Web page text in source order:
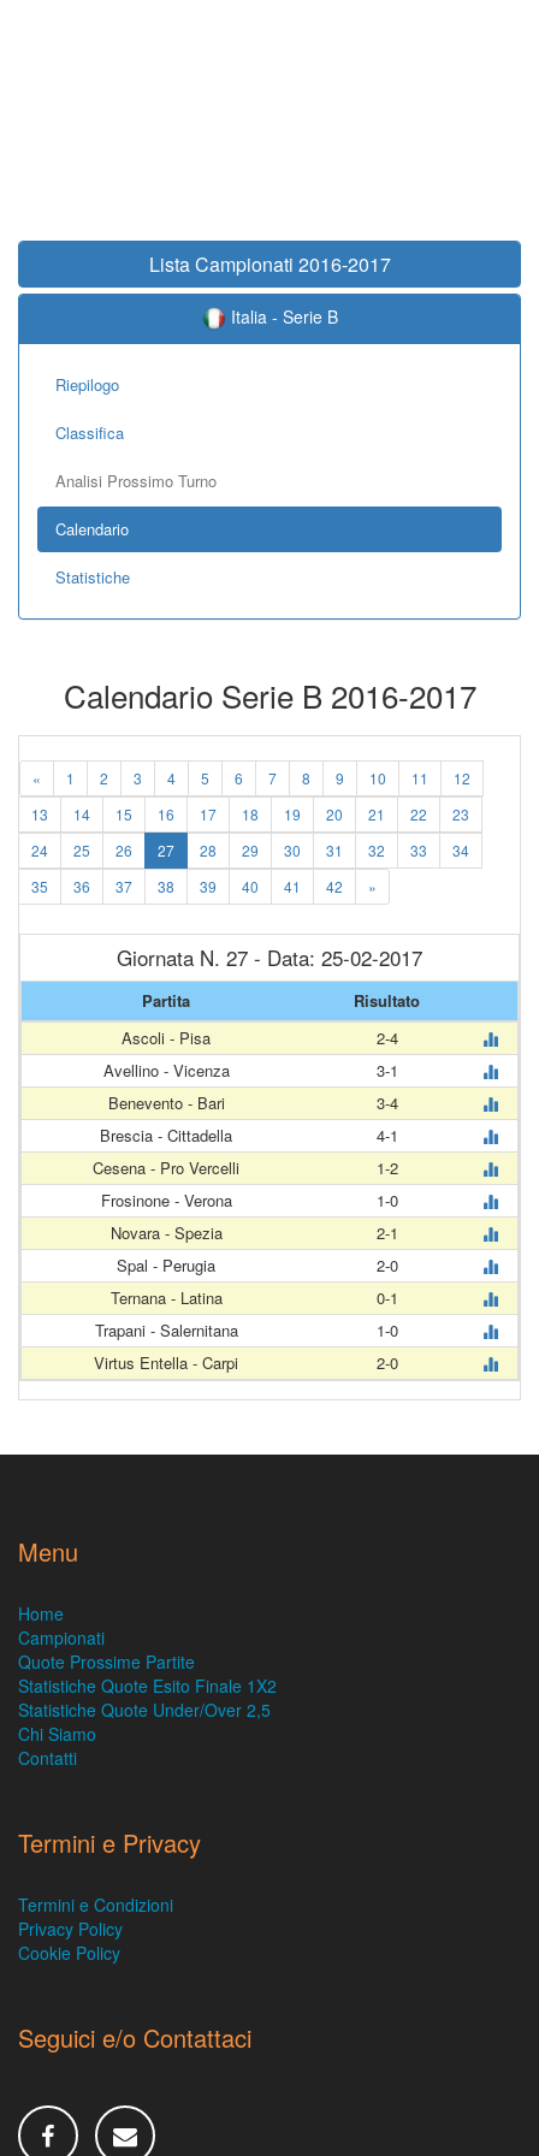
Lista Campionati 2016-2017
Italia - Serie B
Riepilogo
Classifica
Analisi Prossimo Turno
Calendario
Statistiche
Calendario Serie B 2016-2017
« 1 2 3 4 5 6 7 8 9 10 11
12
13
14 15 16 17 18 19 20 21 22
23
24
25 26 27 28 29 30 31 32 33
34
35
36 37 38 39 40 41 42 »
Giornata N. 27 - Data: 25-02-2017
Partita
Risultato
Ascoli - Pisa
2-4
Avellino - Vicenza
3-1
Benevento - Bari
3-4
Brescia - Cittadella
4-1
Cesena - Pro Vercelli
1-2
Frosinone - Verona
1-0
Novara - Spezia
2-1
Spal - Perugia
2-0
Ternana - Latina
0-1
Trapani - Salernitana
1-0
Virtus Entella - Carpi
2-0
Menu
Home
Campionati
Quote Prossime Partite
Statistiche Quote Esito Finale 1X2
Statistiche Quote Under/Over 2,5
Chi Siamo
Contatti
Termini e Privacy
Termini e Condizioni
Privacy Policy
Cookie Policy
Seguici e/o Contattaci